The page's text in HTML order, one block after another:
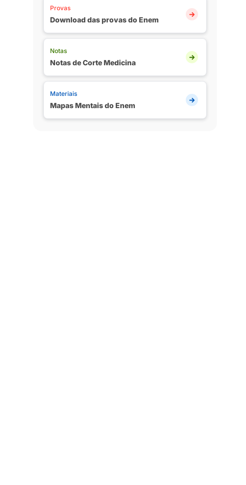
Provas
Download das provas do Enem
Notas
Notas de Corte Medicina
Materiais
Mapas Mentais do Enem